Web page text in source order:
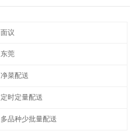
面议
东莞
净菜配送
定时定量配送
多品种少批量配送